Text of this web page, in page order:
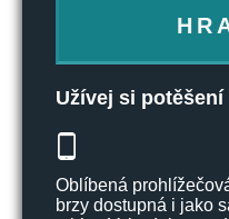
Užívej si
Oblíbená
brzy dostupná i jako